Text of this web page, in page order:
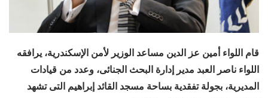
قام اللواء أمين عز الدين مساعد الوزير لأمن الإسكندرية، يرافقه
اللواء ناصر العبد مدير إدارة البحث الجنائى، وعدد من قيادات
المديرية، بجولة تفقدية بساحة مسجد القائد إبراهيم التى تشهد